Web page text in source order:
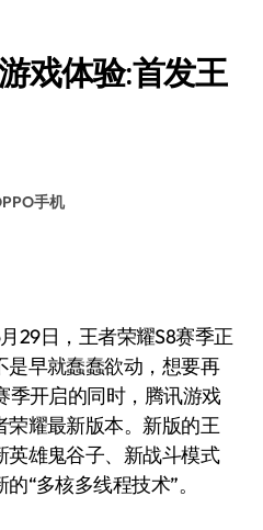
戏体验:首发王
手机
日，王者荣耀S8赛季正
早就蠢蠢欲动，想要再
季开启的同时，腾讯游戏
耀最新版本。新版的王
雄鬼谷子、新战斗模式
“多核多线程技术”。